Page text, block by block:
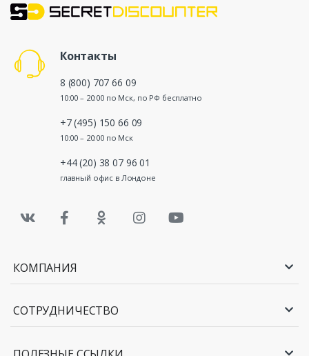
Контакты
8 (800) 707 66 09
10:00 – 20:00 по Мск, по РФ бесплатно
+7 (495) 150 66 09
10:00 – 20:00 по Мск
+44 (20) 38 07 96 01
главный офис в Лондоне
КОМПАНИЯ
СОТРУДНИЧЕСТВО